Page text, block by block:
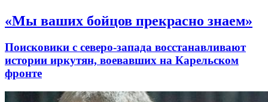
«Мы ваших бойцов прекрасно знаем»
Поисковики с северо-запада восстанавливают
истории иркутян, воевавших на Карельском
фронте